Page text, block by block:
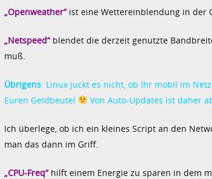
„Openweather“ist eine Wettereinblendung in der
„Netspeed“blendet die derzeit genutzte
muß.
Übrigens: Linux juckt es nicht, ob Ihr mobil im
Euren Geldbeutel
Von Auto-Updates ist daher
Ich überlege, ob ich ein kleines Script an den
man das dann im Griff.
„CPU-Freq“hilft einem Energie zu sparen in dem